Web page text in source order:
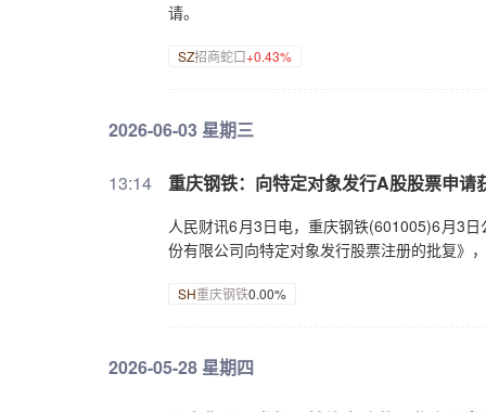
请。
SZ招商蛇口+0.43%
2026-06-03 星期三
13:14 重庆钢铁：向特定对象发行A股股票申请
人民财讯6月3日电，重庆钢铁(601005)6月3
份有限公司向特定对象发行股票注册的批复》
SH重庆钢铁0.00%
2026-05-28 星期四